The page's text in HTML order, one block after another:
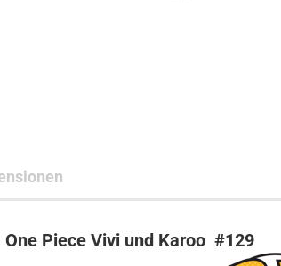
Piece Vivi und Karoo #129